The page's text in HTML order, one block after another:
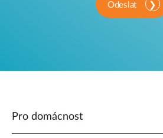
Odeslat
Pro domácnost